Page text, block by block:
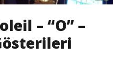
– “O” –